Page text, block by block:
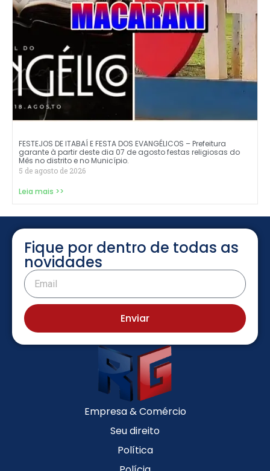
FESTEJOS DE ITABAÍ E FESTA DOS EVANGÉLICOS – Prefeitura
garante à partir deste dia 07 de agosto festas religiosas do
Mês no distrito e no Município.
5 de agosto de 2026
Leia mais >>
Fique por dentro de todas as
novidades
Enviar
Empresa & Comércio
Seu direito
Política